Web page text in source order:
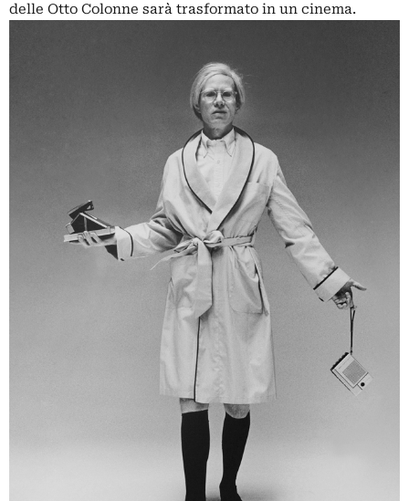
delle Otto Colonne sarà trasformato in un cinema.